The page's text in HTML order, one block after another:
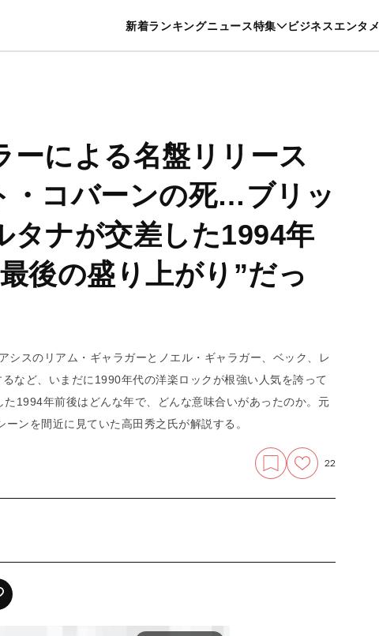
新着ランキングニュース特集 ビジネスエンタメ
暮らし スポーツ ヘルスケア 美容 グルメ
ーによる名盤リリース
・コバーンの死…ブリッ
タナが交差した1994年
後の盛り上がり”だっ
シスのリアム・ギャラガーとノエル・ギャラガー、ベック、レ
など、いまだに1990年代の洋楽ロックが根強い人気を誇って
1994年前後はどんな年で、どんな意味合いがあったのか。元
ンを間近に見ていた高田秀之氏が解説する。
22